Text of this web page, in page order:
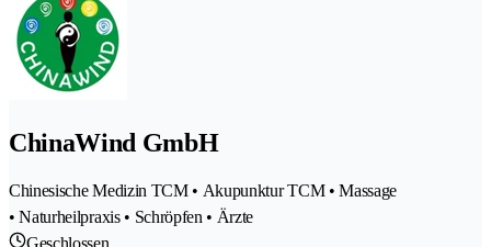
ChinaWind GmbH
Chinesische Medizin TCM • Akupunktur TCM • Massage
• Naturheilpraxis • Schröpfen • Ärzte
Geschlossen